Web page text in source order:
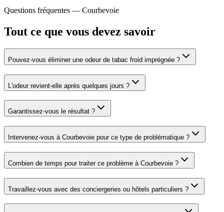
Questions fréquentes — Courbevoie
Tout ce que vous devez savoir
Pouvez-vous éliminer une odeur de tabac froid imprégnée ?
L'odeur revient-elle après quelques jours ?
Garantissez-vous le résultat ?
Intervenez-vous à Courbevoie pour ce type de problématique ?
Combien de temps pour traiter ce problème à Courbevoie ?
Travaillez-vous avec des conciergeries ou hôtels particuliers ?